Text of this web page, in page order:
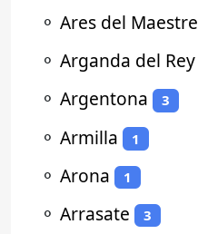
⚬ Ares del Maestre
⚬ Arganda del Rey
⚬ Argentona 3
⚬ Armilla 1
⚬ Arona 1
⚬ Arrasate 3